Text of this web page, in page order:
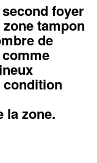
foyer
tampon
de
la zone.